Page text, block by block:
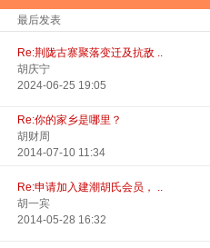
最后发表
Re:荆陇古寨聚落变迁及抗敌 ..
胡庆宁
2024-06-25 19:05
Re:你的家乡是哪里？
胡财周
2014-07-10 11:34
Re:申请加入建潮胡氏会员， ..
胡一宾
2014-05-28 16:32